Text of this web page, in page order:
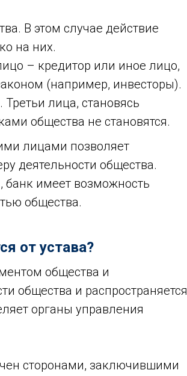
В этом случае действие
на них.
– кредитор или иное лицо,
(например, инвесторы).
лица, становясь
общества не становятся.
лицами позволяет
деятельности общества.
имеет возможность
общества.
от устава?
общества и
общества и распространяется
органы управления
сторонами, заключившими